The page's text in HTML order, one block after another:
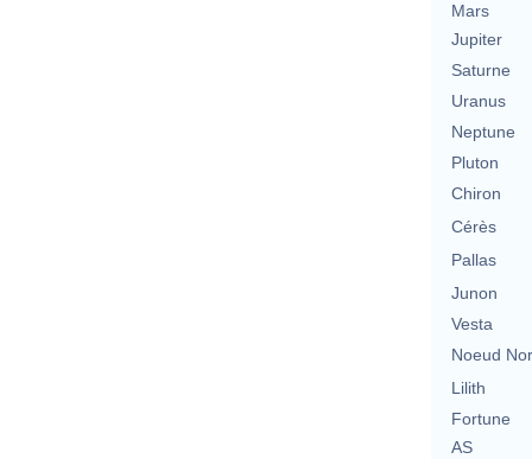
Mars
Jupiter
Saturne
Uranus
Neptune
Pluton
Chiron
Cérès
Pallas
Junon
Vesta
Noeud
Lilith
Fortune
AS